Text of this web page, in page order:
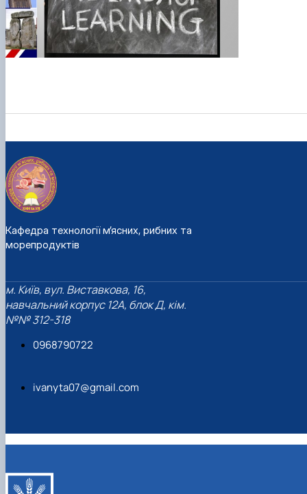
Кафедра технології м’ясних, рибних та
морепродуктів
м. Київ, вул. Виставкова, 16,
навчальний корпус 12А, блок Д, кім.
№№ 312-318
0968790722
ivanyta07@gmail.com